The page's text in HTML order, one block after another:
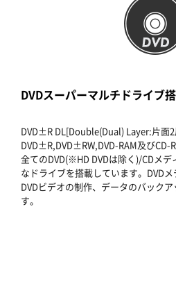
DVDスーパーマルチドライブ
DVD±R DL[Double(Dual) Layer:片面2
DVD±R,DVD±RW,DVD-RAM及びCD-
全てのDVD(※HD DVDは除く)/CDメ
なドライブを搭載しています。DVDメ
DVDビデオの制作、データのバック
す。